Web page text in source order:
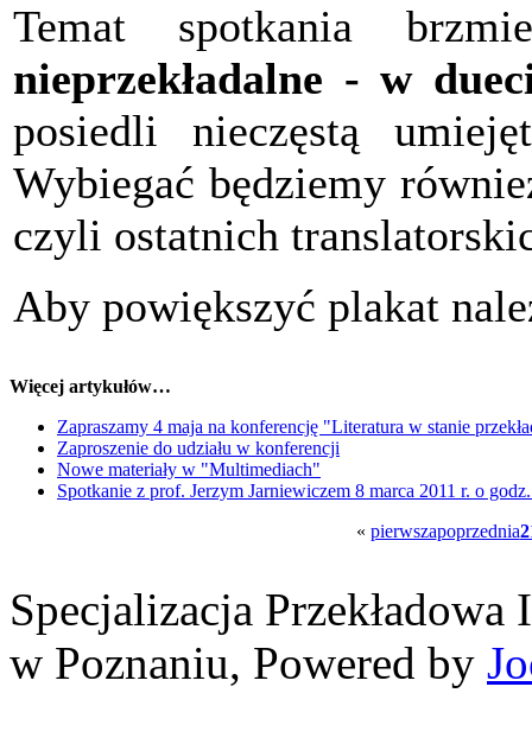
Temat spotkania
nieprzekładalne - w
posiedli nieczęstą
Wybiegać będziemy
czyli ostatnich
Aby powiększyć plakat
Więcej artykułów…
Zapraszamy 4 maja na konferencję "Literatura w stanie
Zaproszenie do udziału w konferencji
Nowe materiały w "Multimediach"
Spotkanie z prof. Jerzym Jarniewiczem 8 marca 2011 r. o
« pierwszapoprzednia
Specjalizacja
w Poznaniu, Powered by